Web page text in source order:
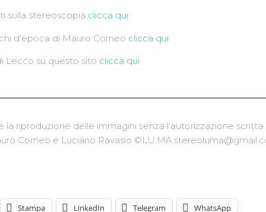
sulla stereoscopia clicca qui
d’epoca di Mauro Corneo clicca qui
Lecco su questo sito clicca qui
la riproduzione delle immagini senza l’autorizzazione
Corneo e Luciano Ravasio ©LU.MA
Stampa LinkedIn Telegram WhatsApp